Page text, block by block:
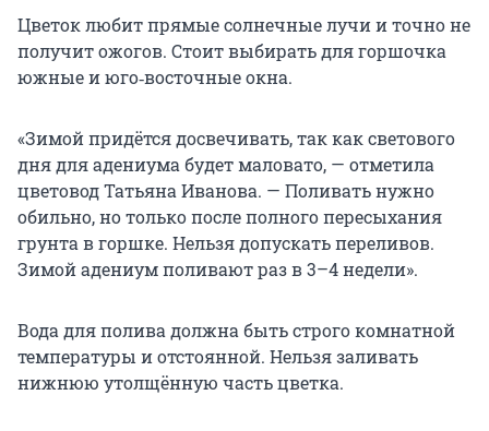
Цветок любит прямые солнечные лучи и точно не
получит ожогов. Стоит выбирать для горшочка
южные и юго‑восточные окна.
«Зимой придётся досвечивать, так как светового
дня для адениума будет маловато, — отметила
цветовод Татьяна Иванова. — Поливать нужно
обильно, но только после полного пересыхания
грунта в горшке. Нельзя допускать переливов.
Зимой адениум поливают раз в 3–4 недели».
Вода для полива должна быть строго комнатной
температуры и отстоянной. Нельзя заливать
нижнюю утолщённую часть цветка.